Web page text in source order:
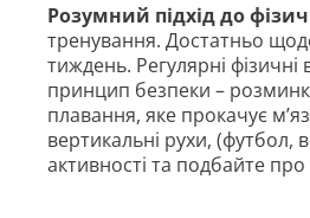
Розумний підхід до
тренування. Достатньо
тиждень. Регулярні
принцип безпеки –
плавання, яке прокачує
вертикальні рухи, (футбол,
активності та подбайте